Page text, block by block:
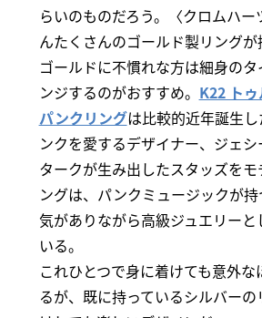
らいのものだろう。〈クロムハー
んたくさんのゴールド製リングが
ゴールドに不慣れな方は細身の
ンジするのがおすすめ。 K22 ト
パンクリングは比較的近年誕生
ンクを愛するデザイナー、ジェ
タークが生み出したスタッズをモ
ングは、パンクミュージックが
気がありながら高級ジュエリーと
いる。
これひとつで身に着けても意外
るが、既に持っているシルバー